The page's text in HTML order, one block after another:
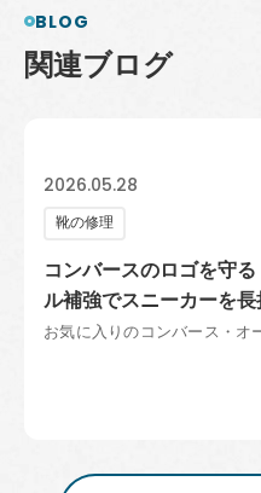
BLOG
関連ブロ グ
2026.05.28
靴の修理
コンバースのロゴを守
ル補強でスニーカーを
お気に入りのコンバース・オ